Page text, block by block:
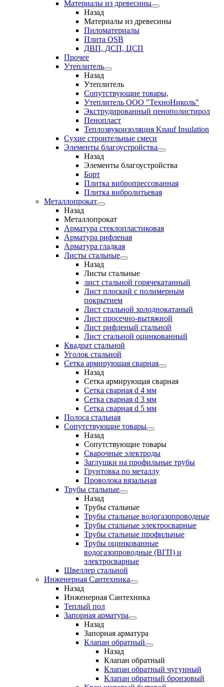
Материалы из древесины
Назад
Материалы из древесины
Пиломатериалы
Плита OSB
ДВП, ДСП, ЦСП
Прочее
Утеплитель
Назад
Утеплитель
Сопутствующие товары,
Утеплитель ООО "ТехноНиколь"
Экструдированный пенополистирол
Пенопласт
Теплозвукоизоляция Knauf Insulation
Сухие строительные смеси
Элементы благоустройства
Назад
Элементы благоустройства
Борт
Плитка вибропрессованная
Плитка вибролитьевая
Металлопрокат
Назад
Металлопрокат
Арматура стеклопластиковая
Арматура рифленая
Арматура гладкая
Листы стальные
Назад
Листы стальные
лист стальной горячекатанный
Лист плоский с полимерным
покрытием
Лист стальной холоднокатаный
Лист просечно-вытяжной
Лист рифленый стальной
Лист стальной оцинкованный
Квадрат стальной
Уголок стальной
Сетка армирующая сварная
Назад
Сетка армирующая сварная
Сетка сварная d 4 мм
Сетка сварная d 3 мм
Сетка сварная d 5 мм
Полоса стальная
Сопутствующие товары
Назад
Сопутствующие товары
Сварочные электроды
Заглушки на профильные трубы
Грунтовка по металлу
Проволока вязальная
Трубы стальные
Назад
Трубы стальные
Трубы стальные водогазопроводные
Трубы стальные электросварные
Трубы стальные профильные
Трубы оцинкованные
водогазопроводные (ВГП) и
электросварные
Швеллер стальной
Инженерная Сантехника
Назад
Инженерная Сантехника
Теплый пол
Запорная арматура
Назад
Запорная арматура
Клапан обратный
Назад
Клапан обратный
Клапан обратный чугунный
Клапан обратный бронзовый